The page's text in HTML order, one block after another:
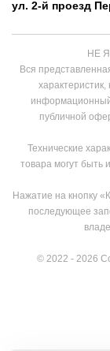
ул. 2-й проезд
НЕ
Вся
информационный
публичной
Технические
товара могут быть
Нажатие на кнопку
последующее
© 2022 - 2026